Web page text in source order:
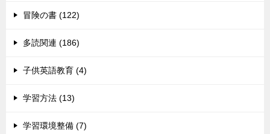
冒険の書 (122)
多読関連 (186)
子供英語教育 (4)
学習方法 (13)
学習環境整備 (7)